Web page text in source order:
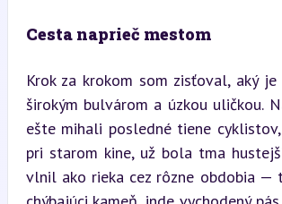
Cesta naprieč mestom
Krok za krokom som zisťoval, aký
širokým bulvárom a úzkou uličkou.
ešte mihali posledné tiene
pri starom kine, už bola tma
vlnil ako rieka cez rôzne obdobia —